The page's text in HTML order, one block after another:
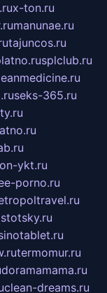
x-ton.ru
manunae.ru
tajuncos.ru
splclub.ru
seks-365.ru
ykt.ru
porno.ru
termomur.ru
doramamama.ru
clean-dreams.ru